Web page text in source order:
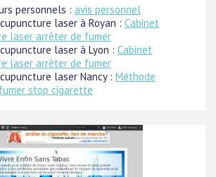
personnels : avis personnel
laser à Royan : Cabinet
laser arrêter de fumer
laser à Lyon : Cabinet
laser arrêter de fumer
laser Nancy : Méthode
stop cigarette